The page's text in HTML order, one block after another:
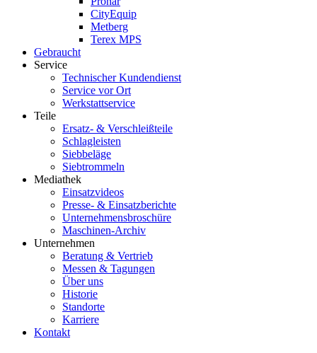
CityEquip
Metberg
Terex MPS
Gebraucht
Service
Technischer Kundendienst
Service vor Ort
Werkstattservice
Teile
Ersatz- & Verschleißteile
Schlagleisten
Siebbeläge
Siebtrommeln
Mediathek
Einsatzvideos
Presse- & Einsatzberichte
Unternehmensbroschüre
Maschinen-Archiv
Unternehmen
Beratung & Vertrieb
Messen & Tagungen
Über uns
Historie
Standorte
Karriere
Kontakt